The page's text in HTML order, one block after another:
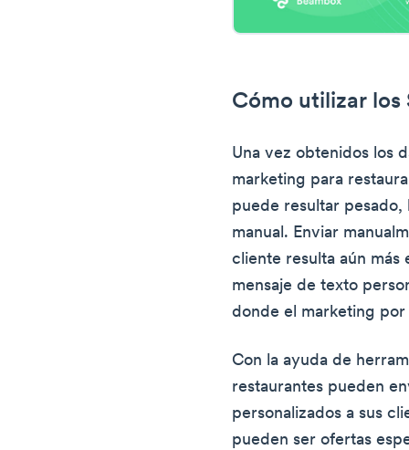
Cómo utilizar los
Una vez obtenidos los
marketing para
puede resultar
manual. Enviar
cliente resulta aún más
mensaje de texto
donde el marketing por
Con la ayuda de
restaurantes pueden
personalizados a sus
pueden ser ofertas